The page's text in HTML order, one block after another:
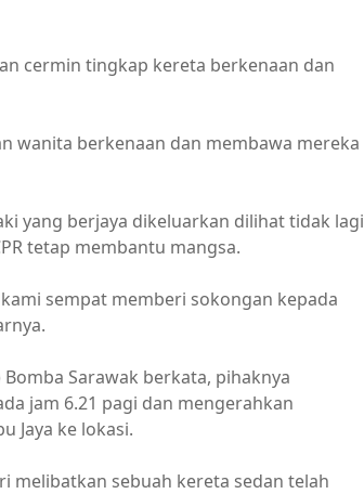
cermin tingkap kereta berkenaan dan
wanita berkenaan dan membawa mereka
yang berjaya dikeluarkan dilihat tidak lagi
tetap membantu mangsa.
sempat memberi sokongan kepada
Sarawak berkata, pihaknya
jam 6.21 pagi dan mengerahkan
Jaya ke lokasi.
melibatkan sebuah kereta sedan telah